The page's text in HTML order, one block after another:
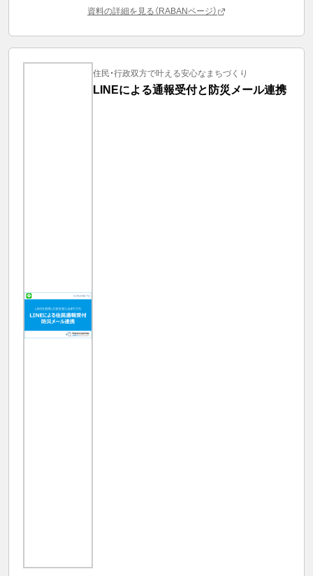
資料の詳細を見る（RABANページ）
住民・行政双方で叶える安心なまちづくり
LINEによる通報受付と防災メール連携